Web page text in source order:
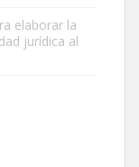
elaborar la
jurídica al